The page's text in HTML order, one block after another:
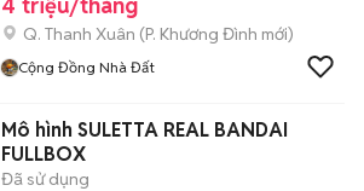
Q. Thanh Xuân (P. Khương Đình mới)
Cộng Đồng Nhà Đất
Mô hình SULETTA REAL BANDAI
FULLBOX
Đã sử dụng